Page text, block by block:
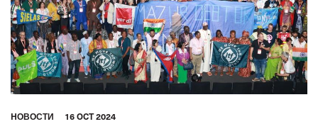
HОВОСТИ 16 OCT 2024